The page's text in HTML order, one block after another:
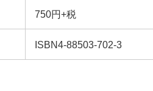
750円+税
ISBN4-88503-702-3